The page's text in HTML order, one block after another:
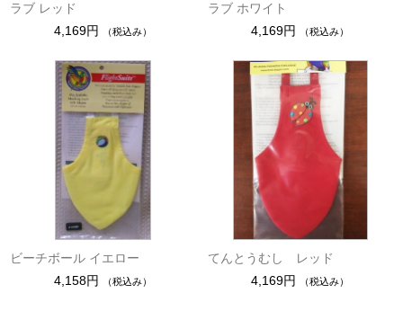
ラブ レッド
4,169円
（税込み）
ラブ ホワイト
4,169円
（税込み）
ビーチボール イエロー
4,158円
（税込み）
てんとうむし レッド
4,169円
（税込み）